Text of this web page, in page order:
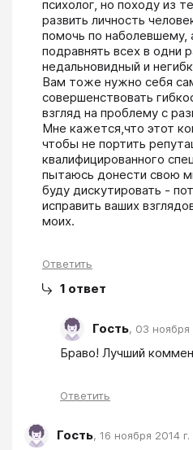
психолог, но походу из
развить личность
помочь по наболевшему,
подравнять всех в одни
недальновидный и
Вам тоже нужно себя
совершенствовать
взгляд на проблему с
Мне кажется,что этот
чтобы не портить
квалифицированного
пытаюсь донести свою
буду дискутировать -
исправить ваших
моих.
Ответить
1 ответ
Гость, 03 ноября
Браво! Лучший
Ответить
Гость, 16 ноября 2014